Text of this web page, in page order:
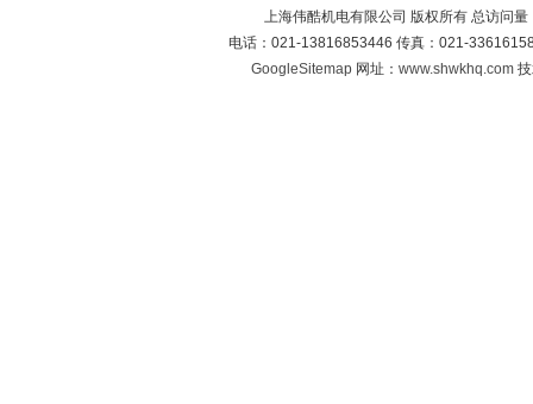
上海伟酷机电有限公司 版权所有 总访问量
电话：021-13816853446 传真：021-
GoogleSitemap 网址：www.shwkhq.com